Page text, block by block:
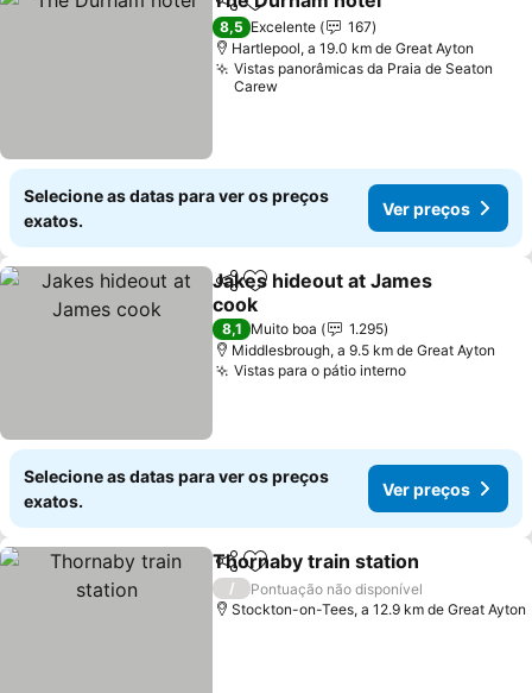
PartilharAdicionar aos favoritos
8,5 Excelente
167
Hartlepool, a 19.0 km de Great Ayton
Vistas panorâmicas da Praia de Seaton
Carew
Selecione as datas para ver os preços
exatos.
Ver preços
PartilharAdicionar aos favoritos
Jakes hideout at James
cook
8,1 Muito boa
1.295
Middlesbrough, a 9.5 km de Great Ayton
Vistas para o pátio interno
Selecione as datas para ver os preços
exatos.
Ver preços
PartilharAdicionar aos favoritos
Thornaby train station
/
Pontuação não disponível
Stockton-on-Tees, a 12.9 km de Great Ayton